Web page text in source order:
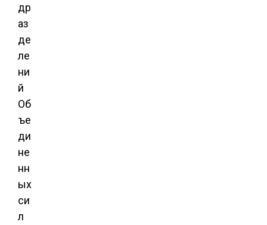
др
аз
де
ле
ни
й
Об
ъе
ди
не
нн
ых
си
л